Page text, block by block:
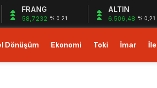
FRANG
58,7232 % 0.21
ALTIN
6.506,48 % 0,21
Dönüşüm Ekonomi Toki İmar
25’i Gazzeye Bağışlıyoruz Sizlerin